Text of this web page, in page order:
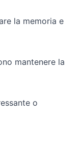
la memoria e
mantenere la
o